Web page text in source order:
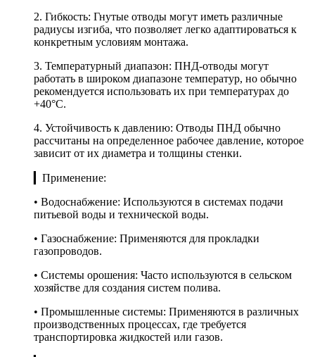
2. Гибкость: Гнутые отводы могут иметь различные
радиусы изгиба, что позволяет легко адаптироваться к
конкретным условиям монтажа.
3. Температурный диапазон: ПНД-отводы могут
работать в широком диапазоне температур, но обычно
рекомендуется использовать их при температурах до
+40°C.
4. Устойчивость к давлению: Отводы ПНД обычно
рассчитаны на определенное рабочее давление, которое
зависит от их диаметра и толщины стенки.
▎Применение:
• Водоснабжение: Используются в системах подачи
питьевой воды и технической воды.
• Газоснабжение: Применяются для прокладки
газопроводов.
• Системы орошения: Часто используются в сельском
хозяйстве для создания систем полива.
• Промышленные системы: Применяются в различных
производственных процессах, где требуется
транспортировка жидкостей или газов.